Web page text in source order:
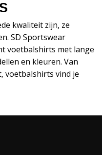
kwaliteit zijn, ze
SD Sportswear
voetbalshirts met lange
en kleuren. Van
voetbalshirts vind je